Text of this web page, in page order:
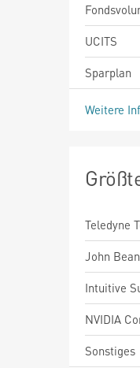
UCITS
Sparplan
Weitere
Teledyne
John
Intuitive
NVIDIA
Sonstiges